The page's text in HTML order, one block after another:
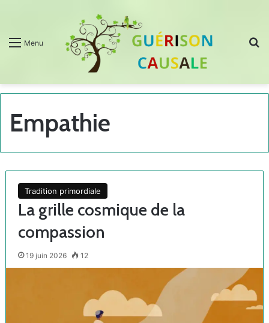
Menu
Empathie
Tradition primordiale
La grille cosmique de la
compassion
19 juin 2026 12